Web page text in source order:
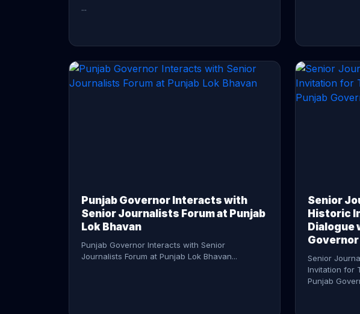
...
Punjab Governor Interacts with
Senior Journalists Forum at Punjab
Lok Bhavan
Punjab Governor Interacts with Senior
Journalists Forum at Punjab Lok Bhavan...
Senior
Historic
Dialogue
Governor
Senior
Invitation for
Punjab